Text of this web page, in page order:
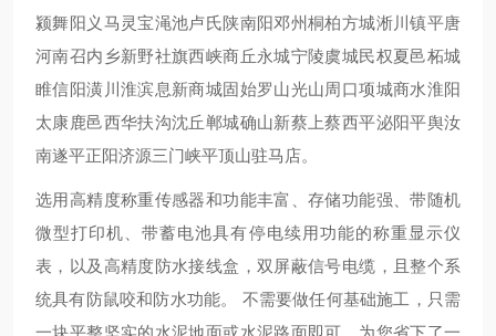
颍舞阳义马灵宝渑池卢氏陕南阳邓州桐柏方城淅川镇平唐
河南召内乡新野社旗西峡商丘永城宁陵虞城民权夏邑柘城
睢信阳潢川淮滨息新商城固始罗山光山周口项城商水淮阳
太康鹿邑西华扶沟沈丘郸城确山新蔡上蔡西平泌阳平舆汝
南遂平正阳济源三门峡平顶山驻马店。
选用高精度称重传感器和功能丰富、存储功能强、带随机
微型打印机、带蓄电池具有停电续用功能的称重显示仪
表，以及高精度防水接线盒，双屏蔽信号电缆，且整个系
统具有防鼠咬和防水功能。 不需要做任何基础施工，只需
一块平整坚实的水泥地面或水泥路面即可，为您省下了一